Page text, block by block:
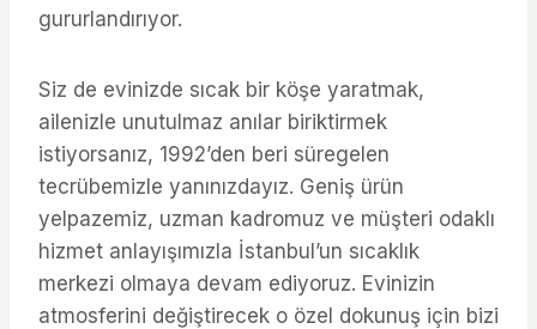
gururlandırıyor.
Siz de evinizde sıcak bir köşe yaratmak,
ailenizle unutulmaz anılar biriktirmek
istiyorsanız, 1992’den beri süregelen
tecrübemizle yanınızdayız. Geniş ürün
yelpazemiz, uzman kadromuz ve müşteri odaklı
hizmet anlayışımızla İstanbul’un sıcaklık
merkezi olmaya devam ediyoruz. Evinizin
atmosferini değiştirecek o özel dokunuş için bizi